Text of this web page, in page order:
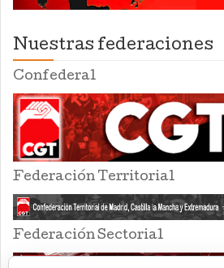
Nuestras federaciones
Confederal
Federación Territorial
Federación Sectorial